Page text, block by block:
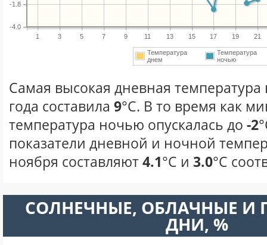
1 3 5 7 9 11 13 15 17 19 21
-4.0
-1.8
Температура
днем
Температура
ночью
Самая высокая дневная температура
года составила 9°С. В то время как
температура ночью опускалась до -2
показатели дневной и ночной
ноября составляют4.1°С и 3.0°С
CОЛНЕЧНЫЕ, ОБЛАЧНЫЕ И
ДНИ, %